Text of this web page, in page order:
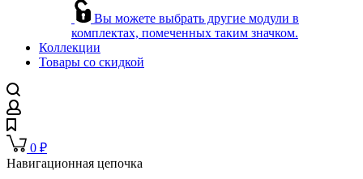
Вы можете выбрать другие модули в
комплектах, помеченных таким значком.
Коллекции
Товары со скидкой
0 ₽
Навигационная цепочка